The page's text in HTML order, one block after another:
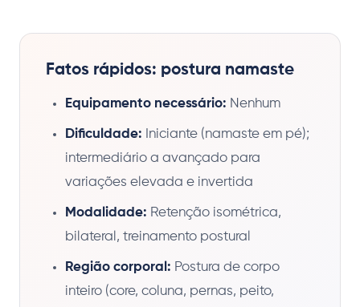
Fatos rápidos: postura namaste
Equipamento necessário: Nenhum
Dificuldade: Iniciante (namaste em pé);
intermediário a avançado para
variações elevada e invertida
Modalidade: Retenção isométrica,
bilateral, treinamento postural
Região corporal: Postura de corpo
inteiro (core, coluna, pernas, peito,